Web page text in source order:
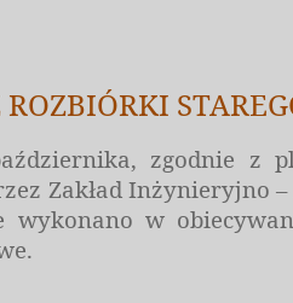
zgodnie z
Zakład Inżynieryjno –
wykonano w